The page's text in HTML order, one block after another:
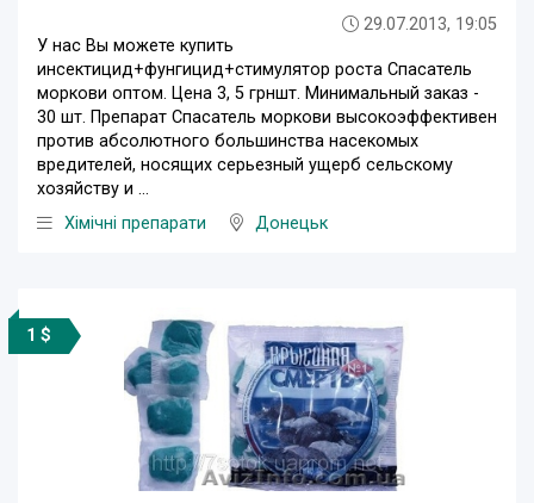
29.07.2013, 19:05
У нас Вы можете купить
инсектицид+фунгицид+стимулятор роста Спасатель
моркови оптом. Цена 3, 5 грншт. Минимальный заказ -
30 шт. Препарат Спасатель моркови высокоэффективен
против абсолютного большинства насекомых
вредителей, носящих серьезный ущерб сельскому
хозяйству и ...
Хімічні препарати
Донецьк
1 $